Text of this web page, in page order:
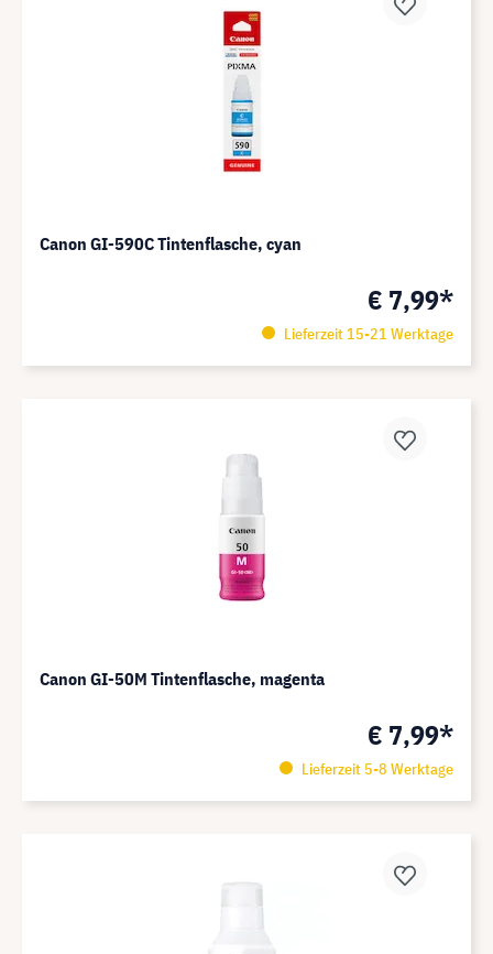
Canon GI-590C Tintenflasche, cyan
€ 7,99*
Lieferzeit 15-21 Werktage
Canon GI-50M Tintenflasche, magenta
€ 7,99*
Lieferzeit 5-8 Werktage